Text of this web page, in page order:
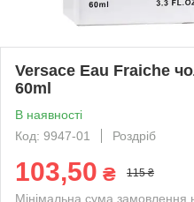
Versace Eau Fraiche
60ml
В наявності
Код: 9947-01
Роздріб
103,50 ₴ 115 ₴
Мінімальна сума замовлення